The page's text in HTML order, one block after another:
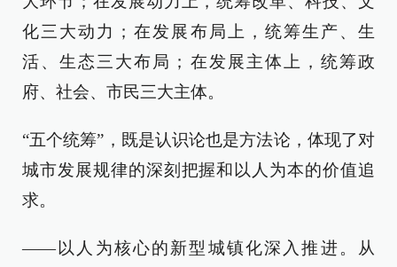
化三大动力；在发展布局上，统筹生产、生
活、生态三大布局；在发展主体上，统筹政
府、社会、市民三大主体。
“五个统筹”，既是认识论也是方法论，体现了对
城市发展规律的深刻把握和以人为本的价值追
求。
——以人为核心的新型城镇化深入推进。从